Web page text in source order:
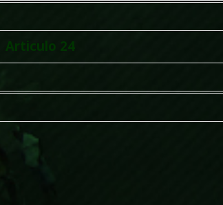
Articulo 24